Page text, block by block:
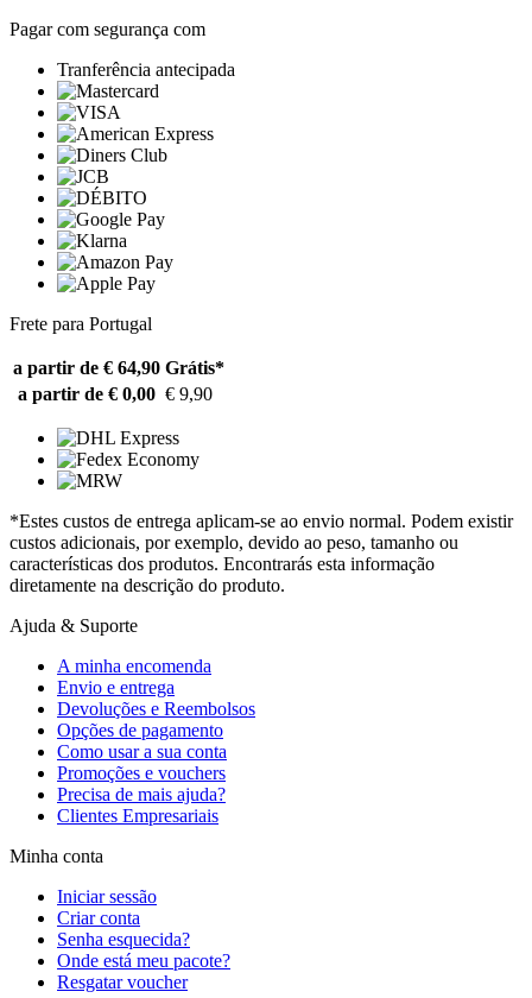
Pagar com segurança com
Tranferência antecipada
Frete para Portugal
a partir de € 64,90 Grátis*
a partir de € 0,00 € 9,90
*Estes custos de entrega aplicam-se ao envio normal. Podem existir
custos adicionais, por exemplo, devido ao peso, tamanho ou
características dos produtos. Encontrarás esta informação
diretamente na descrição do produto.
Ajuda & Suporte
A minha encomenda
Envio e entrega
Devoluções e Reembolsos
Opções de pagamento
Como usar a sua conta
Promoções e vouchers
Precisa de mais ajuda?
Clientes Empresariais
Minha conta
Iniciar sessão
Criar conta
Senha esquecida?
Onde está meu pacote?
Resgatar voucher